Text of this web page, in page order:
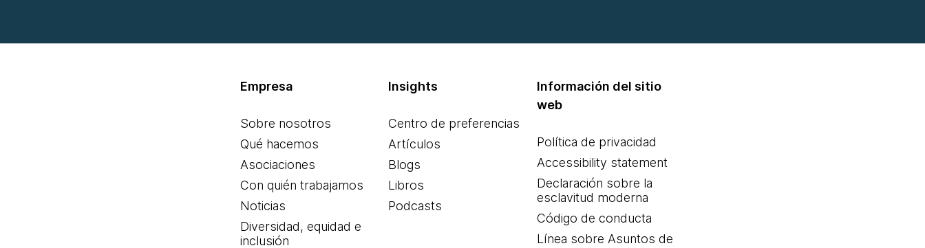
Empresa
Sobre nosotros
Qué hacemos
Asociaciones
Con quién trabajamos
Noticias
Diversidad, equidad e
inclusión
Insights
Centro de preferencias
Artículos
Blogs
Libros
Podcasts
Información del sitio
web
Política de privacidad
Accessibility statement
Declaración sobre la
esclavitud moderna
Código de conducta
Línea sobre Asuntos de